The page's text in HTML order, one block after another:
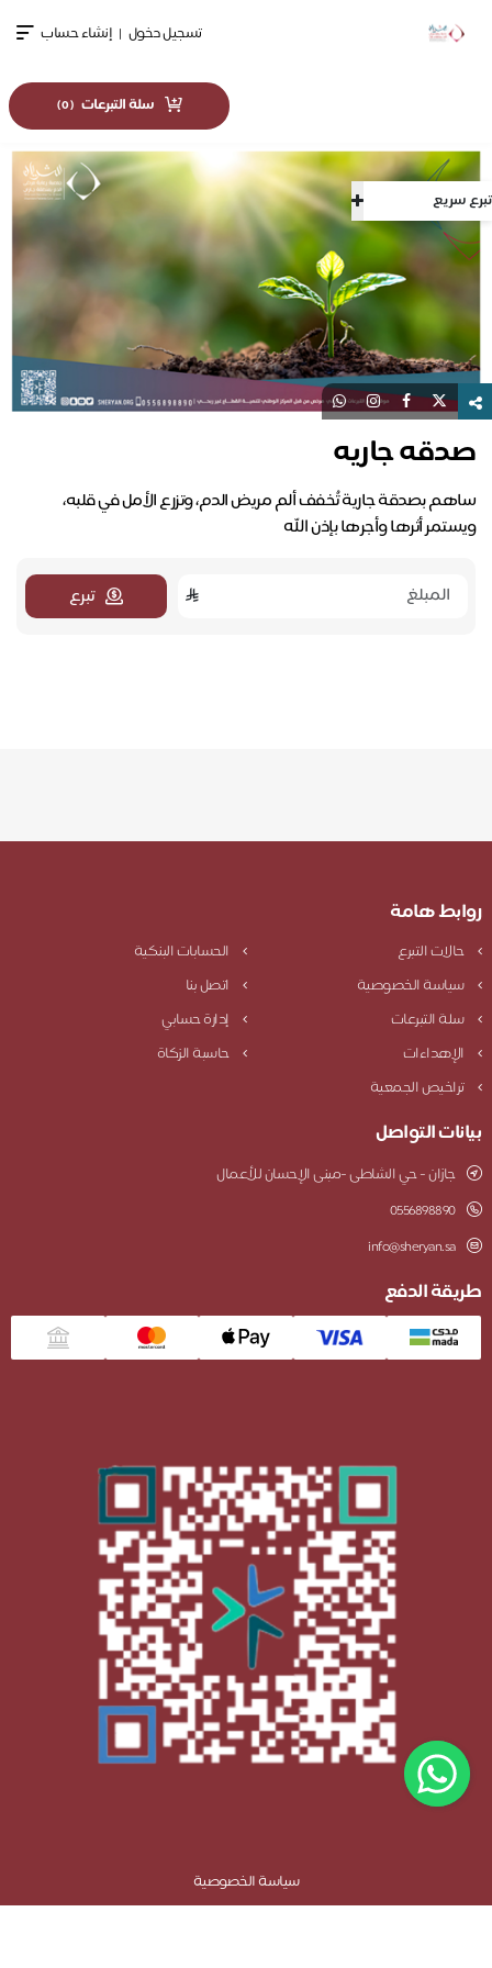
تبرع سريع
تسجيل دخول | إنشاء حساب
سلة التبرعات (
0
)
صدقه جاريه
ساهم بصدقة جارية تُخفف ألم مريض الدم، وتزرع الأمل في قلبه،
ويستمر أثرها وأجرها بإذن الله
تبرع
روابط هامة
حالات التبرع
الحسابات البنكية
سياسة الخصوصية
اتصل بنا
سلة التبرعات
إدارة حسابي
الإهداءات
حاسبة الزكاة
تراخيص الجمعية
بيانات التواصل
جازان - حي الشاطى -مبنى الإحسان للأعمال
0556898890
info@sheryan.sa
طريقة الدفع
سياسة الخصوصية